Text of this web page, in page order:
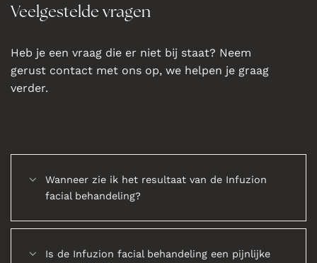
Veelgestelde vragen
Heb je een vraag die er niet bij staat? Neem
gerust contact met ons op, we helpen je graag
verder.
Wanneer zie ik het resultaat van de Infuzion
facial behandeling?
Is de Infuzion facial behandeling een pijnlijke